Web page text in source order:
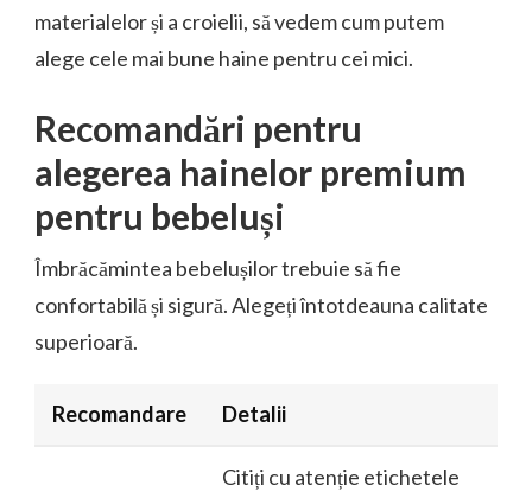
materialelor și a croielii, să vedem cum putem
alege cele mai bune haine pentru cei mici.
Recomandări pentru
alegerea hainelor premium
pentru bebeluși
Îmbrăcămintea bebelușilor trebuie să fie
confortabilă și sigură. Alegeți întotdeauna calitate
superioară.
Recomandare Detalii
Citiți cu atenție etichetele